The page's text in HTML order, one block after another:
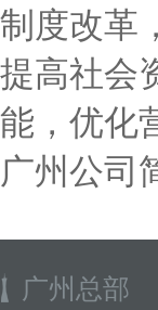
制度改革
提高社会
能，优化
广州公司
广州总部